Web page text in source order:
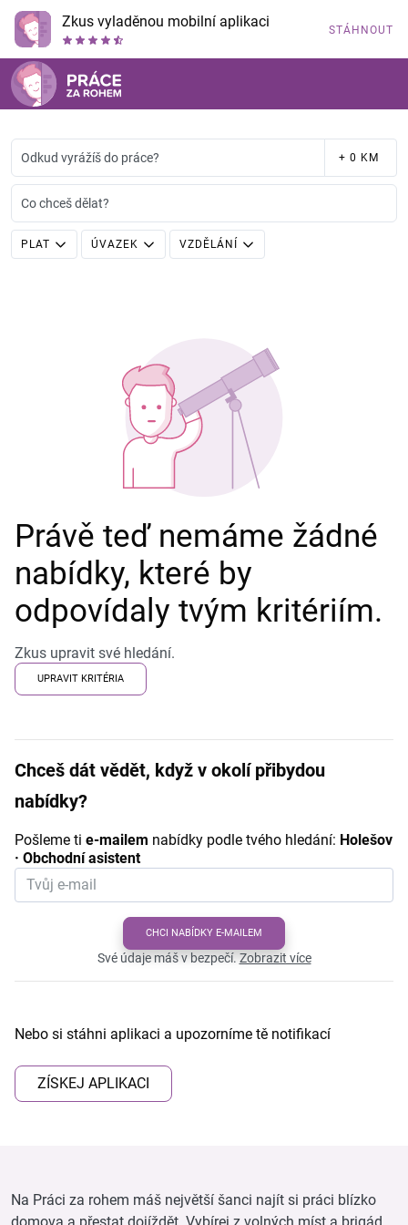
Zkus vyladěnou mobilní aplikaci STÁHNOUT
Odkud vyrážíš do práce? + 0 KM
Co chceš dělat?
PLAT ÚVAZEK VZDĚLÁNÍ
Právě teď nemáme žádné
nabídky, které by
odpovídaly tvým kritériím.
Zkus upravit své hledání.
UPRAVIT KRITÉRIA
Chceš dát vědět, když v okolí přibydou
nabídky?
Pošleme ti e-mailem nabídky podle tvého hledání: Holešov
· Obchodní asistent
CHCI NABÍDKY E-MAILEM
Své údaje máš v bezpečí.Zobrazit více
Nebo si stáhni aplikaci a upozorníme tě notifikací
ZÍSKEJ APLIKACI
Na Práci za rohem máš největší šanci najít si práci blízko
domova a přestat dojíždět. Vybírej z volných míst a brigád